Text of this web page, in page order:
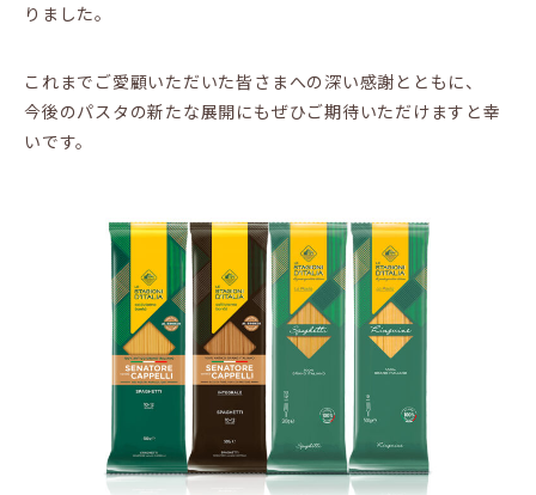
りました。
これまでご愛顧いただいた皆さまへの深い感謝とともに、
今後のパスタの新たな展開にもぜひご期待いただけますと幸
いです。